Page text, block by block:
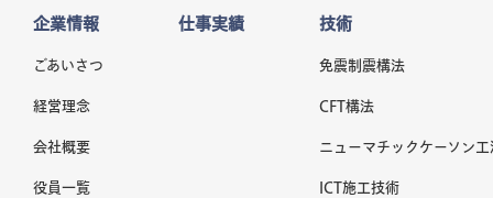
企業情報
ごあいさつ
経営理念
会社概要
役員一覧
仕事実績 技術
免震制震構法
CFT構法
ニューマチックケーソン工
ICT施工技術